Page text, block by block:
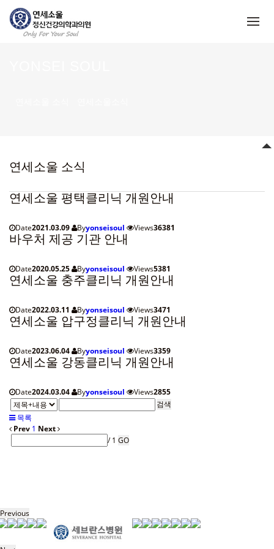
연세소울 소식
연세소울 평택클리닉 개원안내
Date2021.03.09 Byyonseisoul Views36381
바우처 제공 기관 안내
Date2020.05.25 Byyonseisoul Views5381
연세소울 충주클리닉 개원안내
Date2022.03.11 Byyonseisoul Views3471
연세소울 압구정클리닉 개원안내
Date2023.06.04 Byyonseisoul Views3359
연세소울 강동클리닉 개원안내
Date2024.03.04 Byyonseisoul Views2855
검색
목록
Prev 1 Next
/ 1 GO
Previous